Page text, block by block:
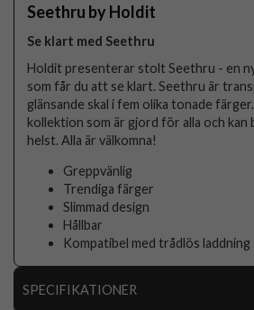
Seethru by Holdit
Se klart med Seethru
Holdit presenterar stolt Seethru - en
som får du att se klart. Seethru är
glänsande skal i fem olika tonade
kollektion som är gjord för alla och kan
helst. Alla är välkomna!
Greppvänlig
Trendiga färger
Slimmad design
Hållbar
Kompatibel med trådlös laddning
SPECIFIKATIONER